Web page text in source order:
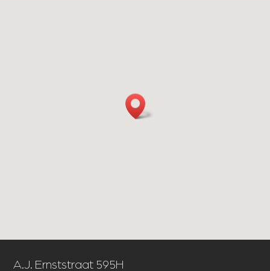
A.J. Ernststraat 595H